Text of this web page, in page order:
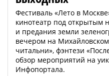
Фестиваль «Лето в
кинотеатр под открытым
и предания земли
вечером на
читальни», фэнтези
обзор мероприятий на
Инфопортала.